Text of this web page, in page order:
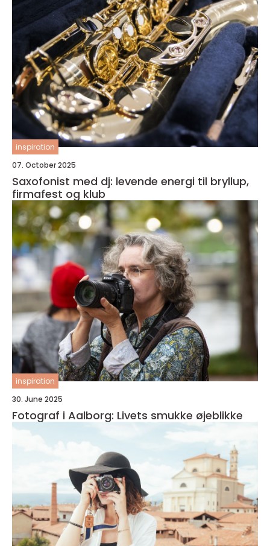
inspiration
07. October 2025
Saxofonist med dj: levende energi til bryllup,
firmafest og klub
inspiration
30. June 2025
Fotograf i Aalborg: Livets smukke øjeblikke